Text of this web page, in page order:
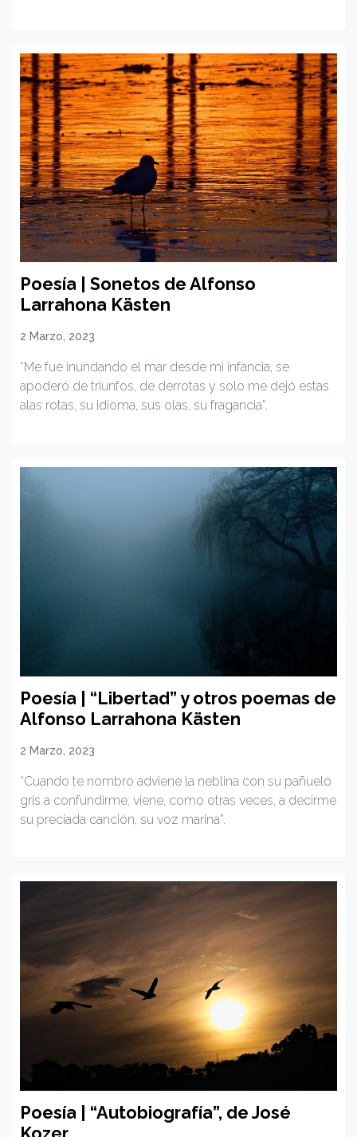
Poesía | Sonetos de Alfonso
Larrahona Kästen
2 Marzo, 2023
“Me fue inundando el mar desde mi infancia, se
apoderó de triunfos, de derrotas y solo me dejó estas
alas rotas, su idioma, sus olas, su fragancia”.
Poesía | “Libertad” y otros poemas de
Alfonso Larrahona Kästen
2 Marzo, 2023
“Cuando te nombro adviene la neblina con su pañuelo
gris a confundirme; viene, como otras veces, a decirme
su preciada canción, su voz marina”.
Poesía | “Autobiografía”, de José